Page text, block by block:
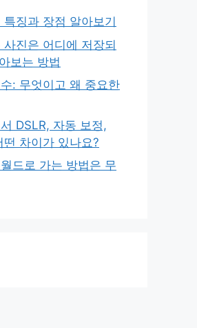
징과 장점 알아보기
진은 어디에 저장되
보는 방법
: 무엇이고 왜 중요한
DSLR, 자동 보정,
떤 차이가 있나요?
드로 가는 방법은 무